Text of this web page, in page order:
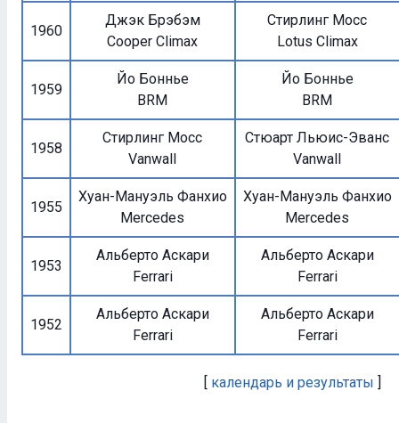
1960
Джэк Брэбэм
Cooper Climax
Стирлинг Мосс
Lotus Climax
1959
Йо Боннье
BRM
Йо Боннье
BRM
1958
Стирлинг Мосс
Vanwall
Стюарт Льюис-Эванс
Vanwall
1955
Хуан-Мануэль Фанхио
Mercedes
Хуан-Мануэль Фанхио
Mercedes
1953
Альберто Аскари
Ferrari
Альберто Аскари
Ferrari
1952
Альберто Аскари
Ferrari
Альберто Аскари
Ferrari
[ календарь и результаты ]